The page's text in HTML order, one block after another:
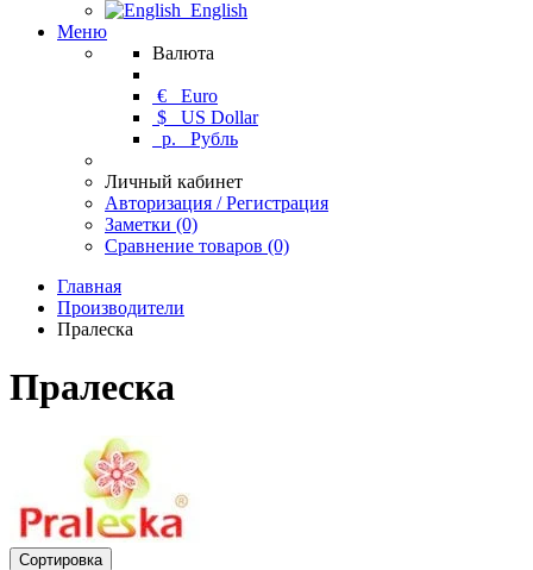
English
Меню
Валюта
€ Euro
$ US Dollar
р. Рубль
Личный кабинет
Авторизация / Регистрация
Заметки (0)
Сравнение товаров (0)
Главная
Производители
Пралеска
Пралеска
Сортировка